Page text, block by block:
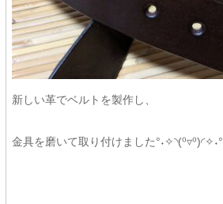
新しい革でベルトを製作し、
金具を磨いて取り付けました°˖✧◝(⁰▿⁰)◜✧˖°